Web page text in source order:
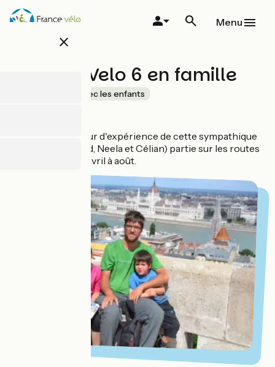
Overslaan
en
close
Menu
L'EuroVelo 6 en famille
Avec les enfants
Retrouvez le retour d'expérience de cette sympathique
famille (Gael, Maud, Neela et Célian) partie sur les routes
d'avril à août.